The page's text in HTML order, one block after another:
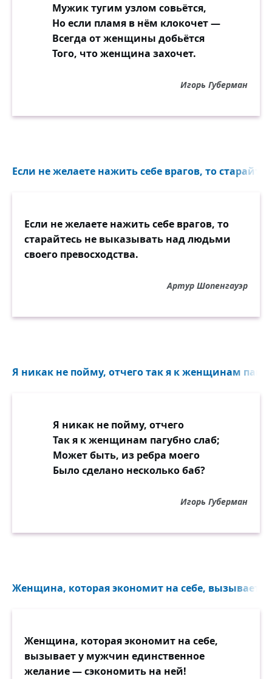
Мужик тугим узлом совьётся,
Но если пламя в нём клокочет —
Всегда от женщины добьётся
Того, что женщина захочет.
Игорь Губерман
Если не желаете нажить себе врагов, то
Если не желаете нажить себе врагов, то
старайтесь не выказывать над людьми
своего превосходства.
Артур Шопенгауэр
Я никак не пойму, отчего так я к женщинам
Я никак не пойму, отчего
Так я к женщинам пагубно слаб;
Может быть, из ребра моего
Было сделано несколько баб?
Игорь Губерман
Женщина, которая экономит на себе, вызывает
Женщина, которая экономит на себе,
вызывает у мужчин единственное
желание — сэкономить на ней!